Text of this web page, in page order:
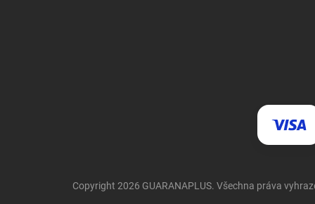
Copyright 2026 GUARANAPLUS. Všechna práva